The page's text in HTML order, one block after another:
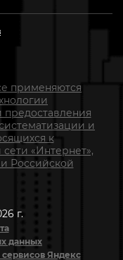
применяются
и
к
«Интернет»,
Российской
г.
данных
Яндекс